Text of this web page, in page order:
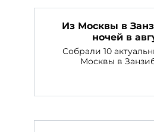
Из Москвы в
ночей в
Собрали 10
Москвы в